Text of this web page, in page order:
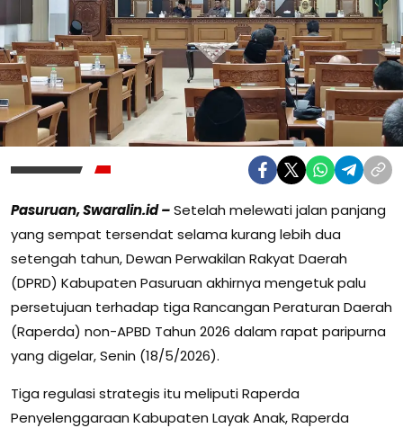
Pasuruan, Swaralin.id –Setelah melewati jalan panjang
yang sempat tersendat selama kurang lebih dua
setengah tahun, Dewan Perwakilan Rakyat Daerah
(DPRD) Kabupaten Pasuruan akhirnya mengetuk palu
persetujuan terhadap tiga Rancangan Peraturan Daerah
(Raperda) non-APBD Tahun 2026 dalam rapat paripurna
yang digelar, Senin (18/5/2026).
Tiga regulasi strategis itu meliputi Raperda
Penyelenggaraan Kabupaten Layak Anak, Raperda